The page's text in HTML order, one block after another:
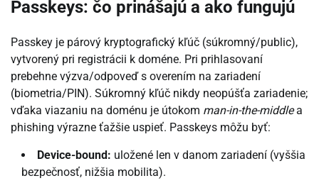
Passkeys: čo prinášajú a ako fungujú
Passkey je párový kryptografický kľúč (súkromný/public),
vytvorený pri registrácii k doméne. Pri prihlasovaní
prebehne výzva/odpoveď s overením na zariadení
(biometria/PIN). Súkromný kľúč nikdy neopúšťa zariadenie;
vďaka viazaniu na doménu je útokom man-in-the-middlea
phishing výrazne ťažšie uspieť. Passkeys môžu byť:
Device-bound: uložené len v danom zariadení (vyššia
bezpečnosť, nižšia mobilita).